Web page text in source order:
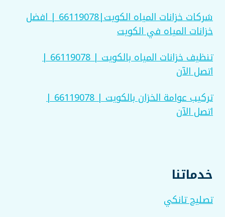
شركات خزانات المياه الكويت|66119078 | افضل
خزانات المياه في الكويت
تنظيف خزانات المياه بالكويت | 66119078 |
اتصل الآن
تركيب عوامة الخزان بالكويت | 66119078 |
اتصل الآن
خدماتنا
تصليح تانكي